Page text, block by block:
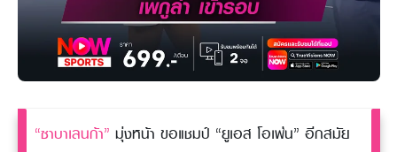
“ซาบาเลนก้า” มุ่งหน้า ขอแชมป์ “ยูเอส โอเพ่น” อีกสมัย